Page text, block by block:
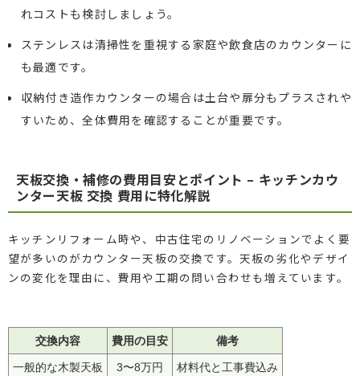
れコストも検討しましょう。
ステンレスは清掃性を重視する家庭や飲食店のカウンターに
も最適です。
収納付き造作カウンターの場合は土台や扉分もプラスされや
すいため、全体費用を確認することが重要です。
天板交換・補修の費用目安とポイント – キッチンカウ
ンター天板 交換 費用に特化解説
キッチンリフォーム時や、中古住宅のリノベーションでよく要
望が多いのがカウンター天板の交換です。天板の劣化やデザイ
ンの変化を理由に、費用や工期の問い合わせも増えています。
交換内容 費用の目安 備考
一般的な木製天板 3〜8万円 材料代と工事費込み